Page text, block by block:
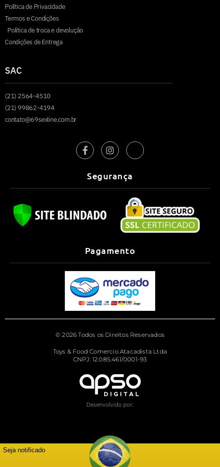
Política de Privacidade
Termos e Condições
Política de troca e devolução
Condições de Entrega
SAC
(21) 2564-4510
(21) 99862-4194
contato@69sexline.com.br
Segurança
Pagamento
© 2026 Todos os Direitos Reservados
Toys & Food Comercio Atacadista Ltda
CNPJ: 12.085.461/0001-93
Desenvolvido por:
Seja notificado